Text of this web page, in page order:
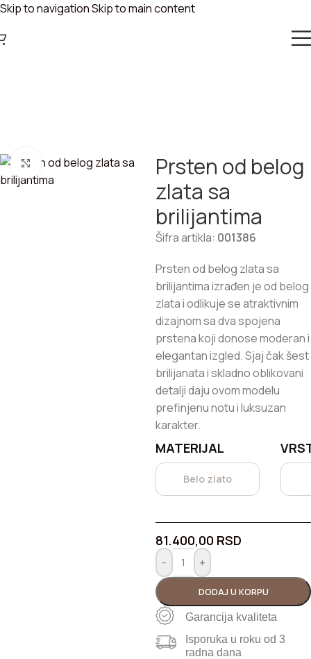
Skip to navigationSkip to main content
Zumiraj sliku
Prsten od belog
zlata sa
brilijantima
Šifra artikla: 001386
Prsten od belog zlata sa
brilijantima izrađen je od belog
zlata i odlikuje se atraktivnim
dizajnom sa dva spojena
prstena koji donose moderan i
elegantan izgled. Sjaj čak šest
brilijanata i skladno oblikovani
detalji daju ovom modelu
prefinjenu notu i luksuzan
karakter.
MATERIJAL
Belo zlato
81.400,00 RSD
- +
DODAJ U KORPU
Garancija kvaliteta
Isporuka u roku od 3
radna dana